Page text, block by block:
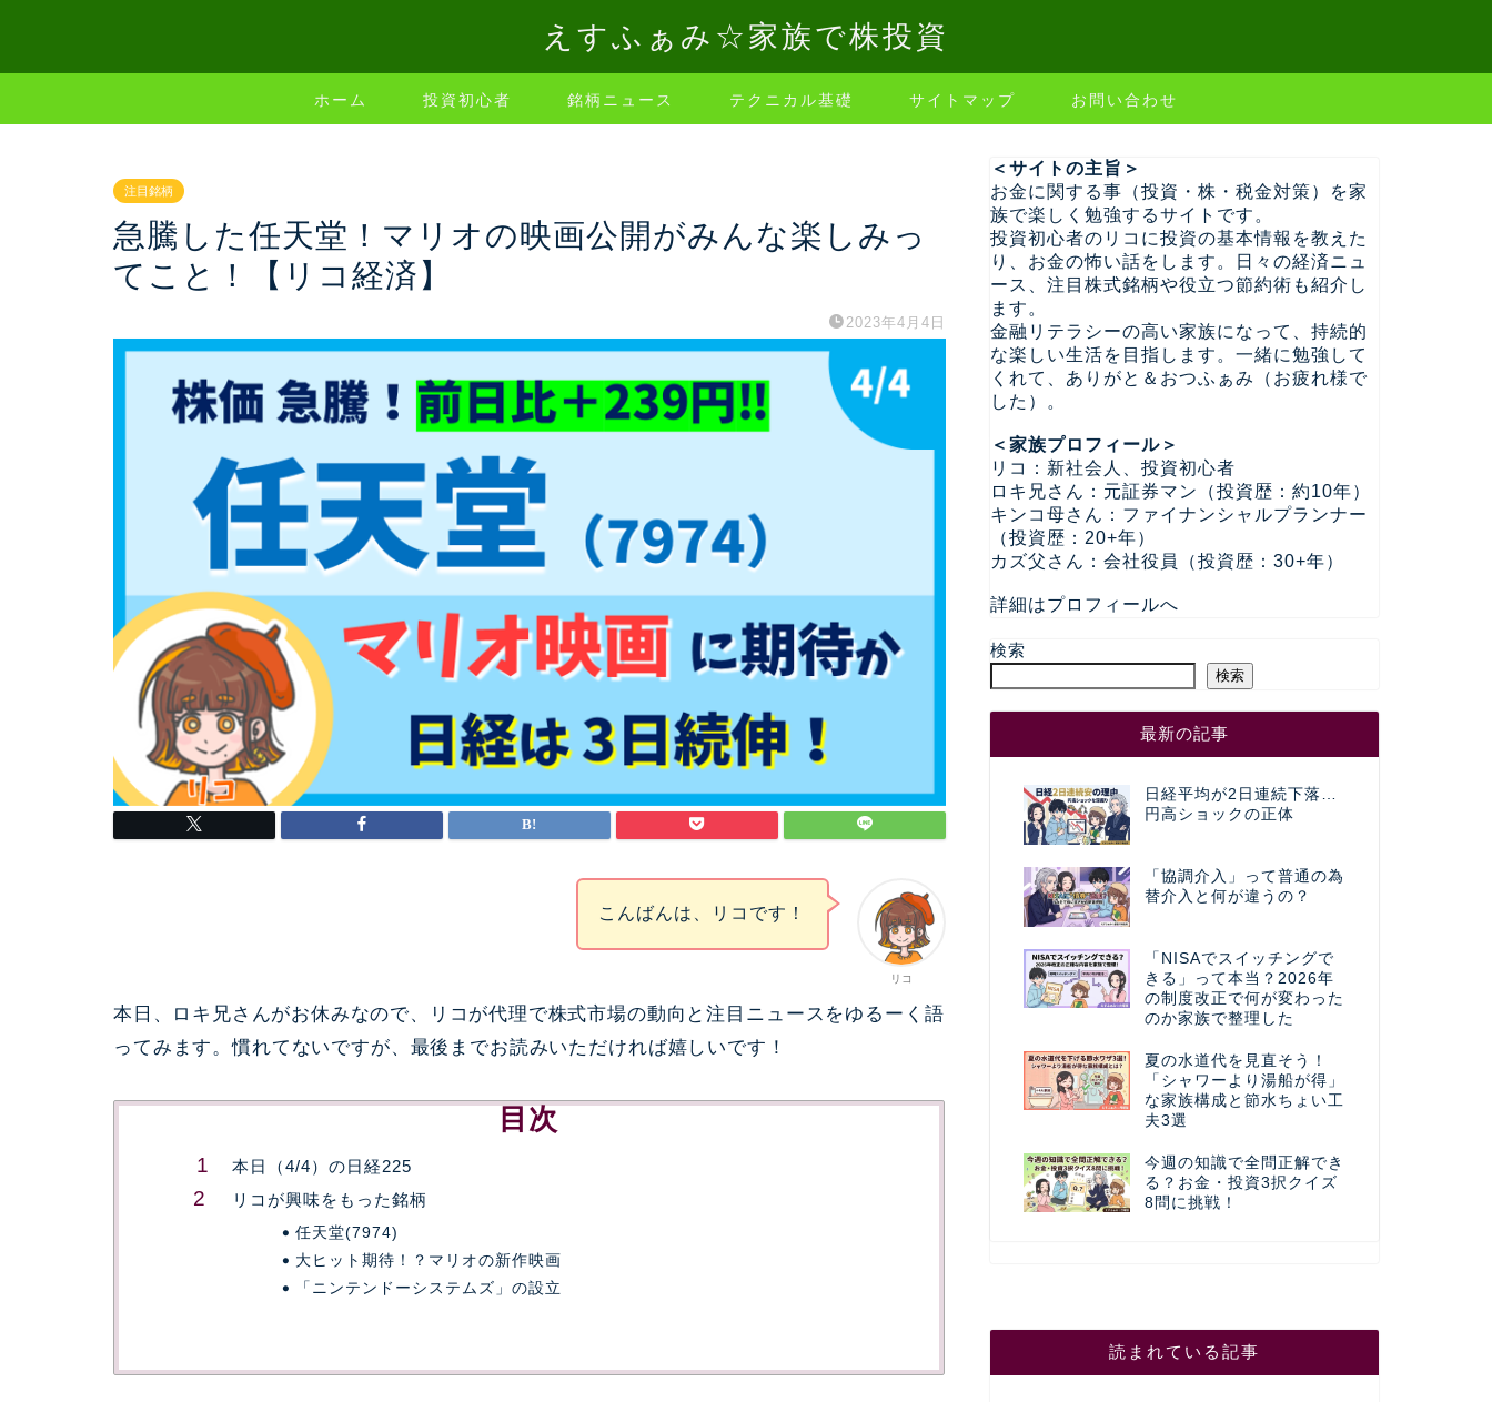
えすふぁみ☆家族で株投資
ホーム 投資初心者 銘柄ニュース テクニカル基礎 サイトマップ お問い合わせ
注目銘柄
急騰した任天堂！マリオの映画公開がみんな楽しみっ
てこと！【リコ経済】
2023年4月4日
リコ
こんばんは、リコです！
本日、ロキ兄さんがお休みなので、リコが代理で株式市場の動向と注目ニュースをゆるーく語
ってみます。慣れてないですが、最後までお読みいただければ嬉しいです！
目次
本日（4/4）の日経225
リコが興味をもった銘柄
任天堂(7974)
大ヒット期待！？マリオの新作映画
「ニンテンドーシステムズ」の設立
＜サイトの主旨＞
お金に関する事（投資・株・税金対策）を家
族で楽しく勉強するサイトです。
投資初心者のリコに投資の基本情報を教えた
り、お金の怖い話をします。日々の経済ニュ
ース、注目株式銘柄や役立つ節約術も紹介し
ます。
金融リテラシーの高い家族になって、持続的
な楽しい生活を目指します。一緒に勉強して
くれて、ありがと＆おつふぁみ（お疲れ様で
した）。
＜家族プロフィール＞
リコ：新社会人、投資初心者
ロキ兄さん：元証券マン（投資歴：約10年）
キンコ母さん：ファイナンシャルプランナー
（投資歴：20+年）
カズ父さん：会社役員（投資歴：30+年）
詳細はプロフィールへ
検索
検索
最新の記事
日経平均が2日連続下落…
円高ショックの正体
「協調介入」って普通の為
替介入と何が違うの？
「NISAでスイッチングで
きる」って本当？2026年
の制度改正で何が変わった
のか家族で整理した
夏の水道代を見直そう！
「シャワーより湯船が得」
な家族構成と節水ちょい工
夫3選
今週の知識で全問正解でき
る？お金・投資3択クイズ
8問に挑戦！
読まれている記事